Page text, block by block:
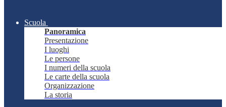
Scuola
Panoramica
Presentazione
I luoghi
Le persone
I numeri della scuola
Le carte della scuola
Organizzazione
La storia